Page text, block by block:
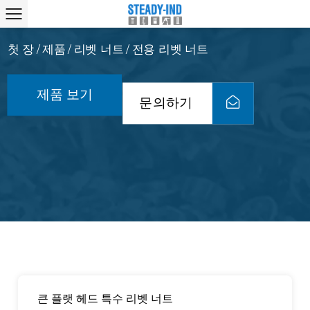
첫 장 /제품 / 리벳 너트 / 전용 리벳 너트
제품 보기
문의하기
큰 플랫 헤드 특수 리벳 너트